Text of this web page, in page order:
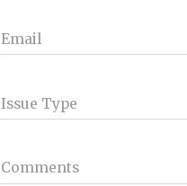
Email
Issue Type
Comments